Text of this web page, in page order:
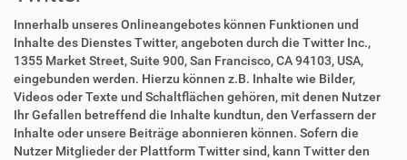
Innerhalb unseres Onlineangebotes können Funktionen und
Inhalte des Dienstes Twitter, angeboten durch die Twitter Inc.,
1355 Market Street, Suite 900, San Francisco, CA 94103, USA,
eingebunden werden. Hierzu können z.B. Inhalte wie Bilder,
Videos oder Texte und Schaltflächen gehören, mit denen Nutzer
Ihr Gefallen betreffend die Inhalte kundtun, den Verfassern der
Inhalte oder unsere Beiträge abonnieren können. Sofern die
Nutzer Mitglieder der Plattform Twitter sind, kann Twitter den